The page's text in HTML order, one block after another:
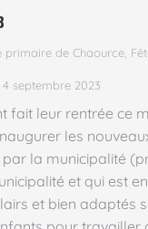
primaire de Chaource
4 septembre 2023
fait leur rentrée ce
les
la municipalité
et qui est
et bien adaptés